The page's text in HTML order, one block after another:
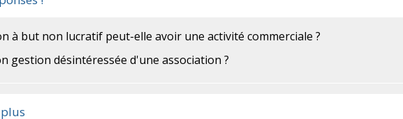
à but non lucratif peut-elle avoir une activité commerciale ?
gestion désintéressée d'une association ?